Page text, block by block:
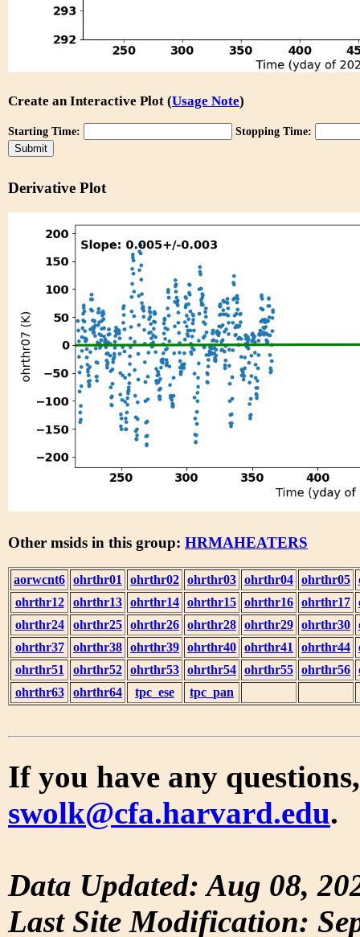
Create an Interactive Plot (Usage Note)
Starting Time: Stopping Time:
Derivative Plot
Other msids in this group: HRMAHEATERS
aorwcnt6 ohrthr01 ohrthr02 ohrthr03 ohrthr04 ohrthr05
ohrthr12
ohrthr13 ohrthr14 ohrthr15 ohrthr16 ohrthr17
ohrthr24
ohrthr25 ohrthr26 ohrthr28 ohrthr29 ohrthr30
ohrthr37
ohrthr38 ohrthr39 ohrthr40 ohrthr41 ohrthr44
ohrthr51
ohrthr52 ohrthr53 ohrthr54 ohrthr55 ohrthr56
ohrthr63
ohrthr64 tpc_ese tpc_pan
If you have any
swolk@cfa.harvard.edu.
Data Updated: Aug 08,
Last Site Modification: